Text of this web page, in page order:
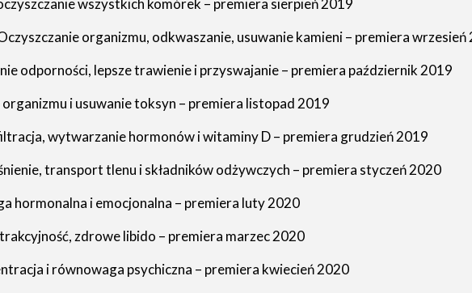
wszystkich komórek – premiera sierpień 2019
organizmu, odkwaszanie, usuwanie kamieni – premiera wrzesień
odporności, lepsze trawienie i przyswajanie – premiera październik 2019
i usuwanie toksyn – premiera listopad 2019
wytwarzanie hormonów i witaminy D – premiera grudzień 2019
transport tlenu i składników odżywczych – premiera styczeń 2020
hormonalna i emocjonalna – premiera luty 2020
zdrowe libido – premiera marzec 2020
i równowaga psychiczna – premiera kwiecień 2020